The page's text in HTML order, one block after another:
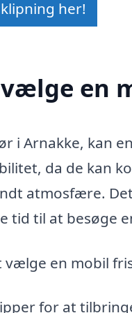
her!
en
i Arnakke, kan
da de kan
atmosfære.
tid til at besøge
vælge en mobil
for at